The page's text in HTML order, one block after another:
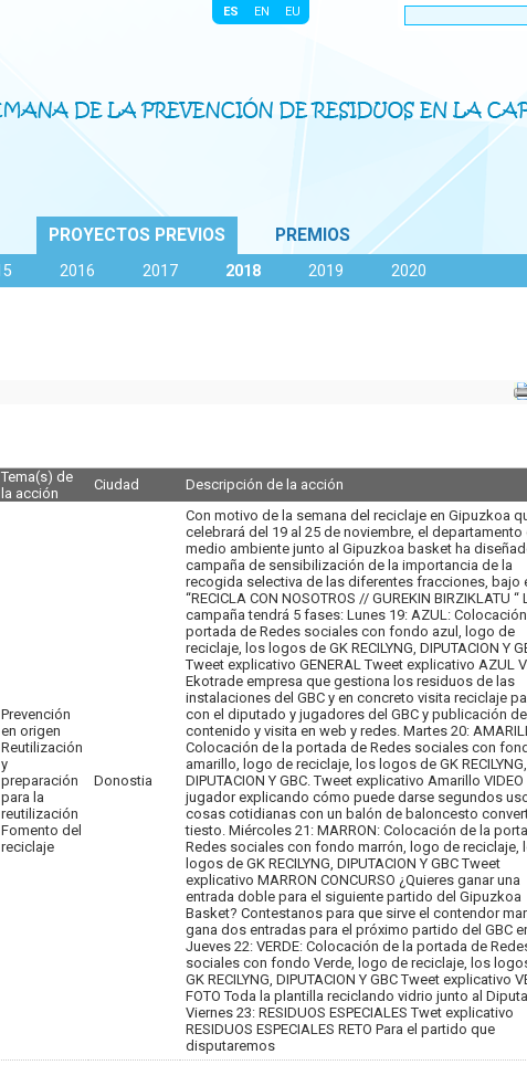
PROYECTOS PREVIOS PREMIOS
2016 2017 2018 2019 2020
Tema(s) de
la acción
Ciudad Descripción de la acción
Prevención
en origen
Reutilización
y
preparación
para la
reutilización
Fomento del
reciclaje
Donostia
Con motivo de la semana del reciclaje en Gipuzkoa
celebrará del 19 al 25 de noviembre, el departamento
medio ambiente junto al Gipuzkoa basket ha
campaña de sensibilización de la importancia de la
recogida selectiva de las diferentes fracciones, bajo
“RECICLA CON NOSOTROS // GUREKIN BIRZIKLATU “
campaña tendrá 5 fases: Lunes 19: AZUL:
portada de Redes sociales con fondo azul, logo de
reciclaje, los logos de GK RECILYNG, DIPUTACION Y
Tweet explicativo GENERAL Tweet explicativo AZUL
Ekotrade empresa que gestiona los residuos de las
instalaciones del GBC y en concreto visita reciclaje
con el diputado y jugadores del GBC y publicación de
contenido y visita en web y redes. Martes 20:
Colocación de la portada de Redes sociales con
amarillo, logo de reciclaje, los logos de GK RECILYNG,
DIPUTACION Y GBC. Tweet explicativo Amarillo VIDEO
jugador explicando cómo puede darse segundos
cosas cotidianas con un balón de baloncesto
tiesto. Miércoles 21: MARRON: Colocación de la
Redes sociales con fondo marrón, logo de reciclaje,
logos de GK RECILYNG, DIPUTACION Y GBC Tweet
explicativo MARRON CONCURSO ¿Quieres ganar una
entrada doble para el siguiente partido del Gipuzkoa
Basket? Contestanos para que sirve el contendor
gana dos entradas para el próximo partido del GBC
Jueves 22: VERDE: Colocación de la portada de
sociales con fondo Verde, logo de reciclaje, los
GK RECILYNG, DIPUTACION Y GBC Tweet explicativo
FOTO Toda la plantilla reciclando vidrio junto al
Viernes 23: RESIDUOS ESPECIALES Twet explicativo
RESIDUOS ESPECIALES RETO Para el partido que
disputaremos